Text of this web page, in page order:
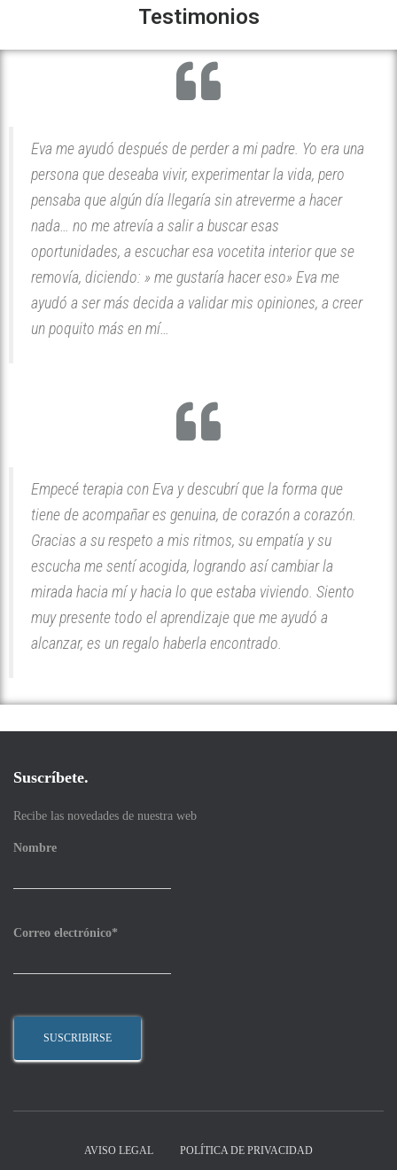
Testimonios
Eva me ayudó después de perder a mi padre. Yo era una
persona que deseaba vivir, experimentar la vida, pero
pensaba que algún día llegaría sin atreverme a hacer
nada… no me atrevía a salir a buscar esas
oportunidades, a escuchar esa vocetita interior que se
removía, diciendo: » me gustaría hacer eso» Eva me
ayudó a ser más decida a validar mis opiniones, a creer
un poquito más en mí…
Empecé terapia con Eva y descubrí que la forma que
tiene de acompañar es genuina, de corazón a corazón.
Gracias a su respeto a mis ritmos, su empatía y su
escucha me sentí acogida, logrando así cambiar la
mirada hacia mí y hacia lo que estaba viviendo. Siento
muy presente todo el aprendizaje que me ayudó a
alcanzar, es un regalo haberla encontrado.
Suscríbete.
Recibe las novedades de nuestra web
Nombre
Correo electrónico*
AVISO LEGAL POLÍTICA DE PRIVACIDAD